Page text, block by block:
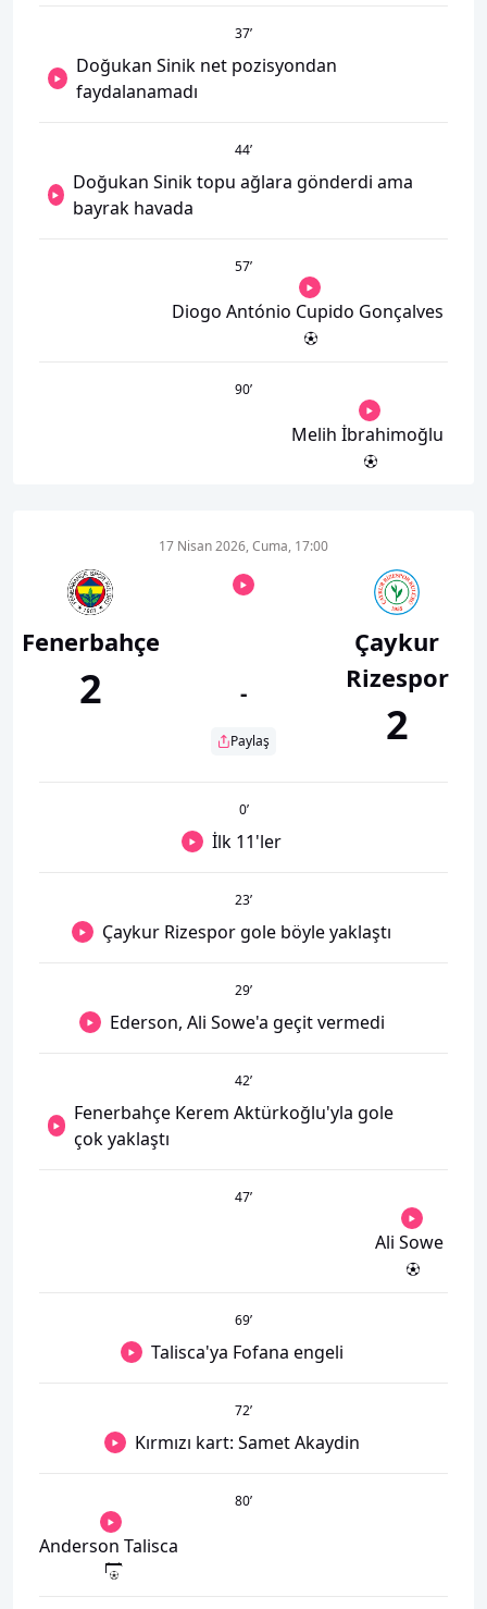
37’
Doğukan Sinik net pozisyondan
faydalanamadı
44’
Doğukan Sinik topu ağlara gönderdi ama
bayrak havada
57’
Diogo António Cupido Gonçalves
90’
Melih İbrahimoğlu
Fenerbahçe
2
17 Nisan 2026, Cuma, 17:00
-
Paylaş
Çaykur
Rizespor
2
0’
İlk 11'ler
23’
Çaykur Rizespor gole böyle yaklaştı
29’
Ederson, Ali Sowe'a geçit vermedi
42’
Fenerbahçe Kerem Aktürkoğlu'yla gole
çok yaklaştı
47’
Ali Sowe
69’
Talisca'ya Fofana engeli
72’
Kırmızı kart: Samet Akaydin
80’
Anderson Talisca